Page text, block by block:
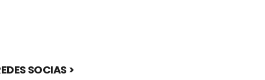
SOCIAS >